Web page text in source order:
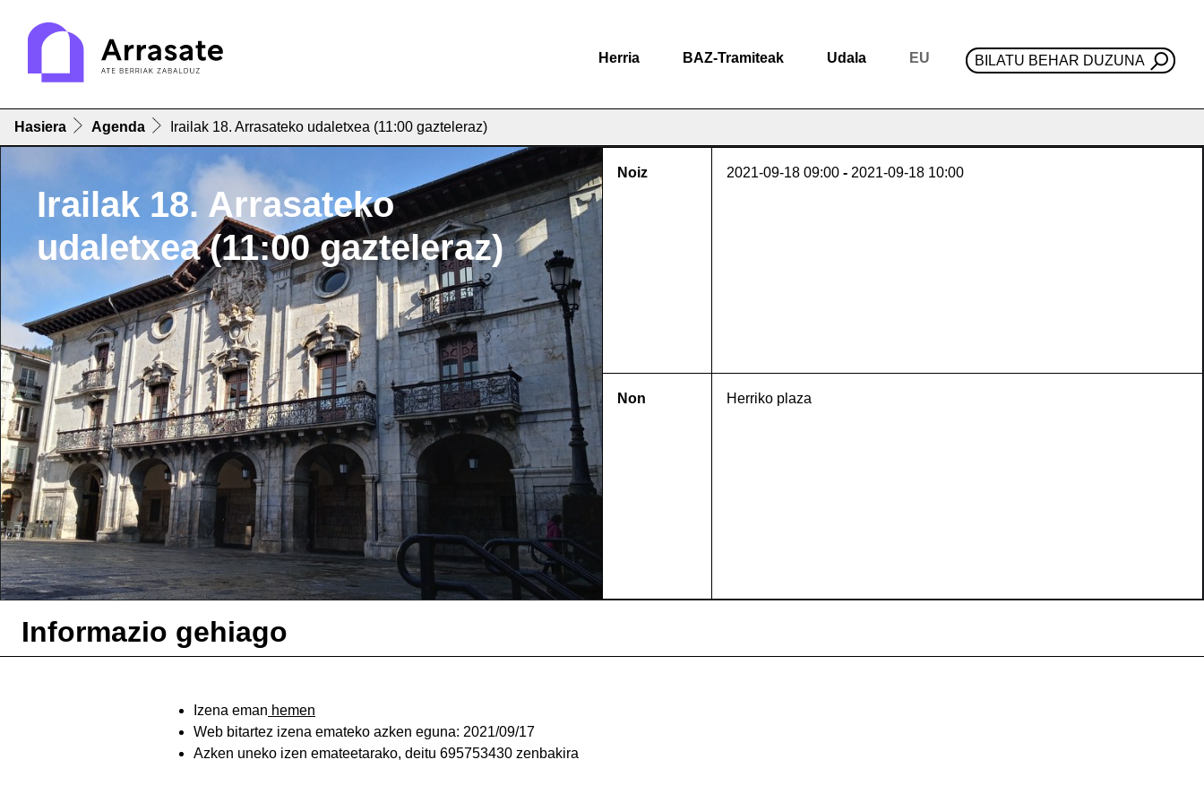
Herria BAZ-Tramiteak Udala EU BILATU BEHAR DUZUNA
Hasiera Agenda Irailak 18. Arrasateko udaletxea (11:00 gazteleraz)
Irailak 18. Arrasateko
udaletxea (11:00 gazteleraz)
Noiz 2021-09-18 09:00 - 2021-09-18 10:00
Non Herriko plaza
Informazio gehiago
Izena eman hemen
Web bitartez izena emateko azken eguna: 2021/09/17
Azken uneko izen emateetarako, deitu 695753430 zenbakira